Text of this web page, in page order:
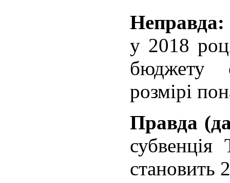
у 2018
бюджету
розмірі
Правда
становить